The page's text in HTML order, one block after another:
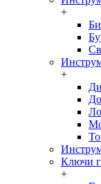
+
+
Ключи
+